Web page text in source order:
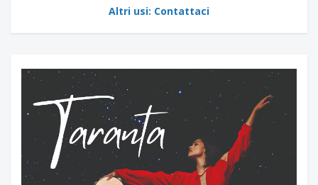
Altri usi: Contattaci